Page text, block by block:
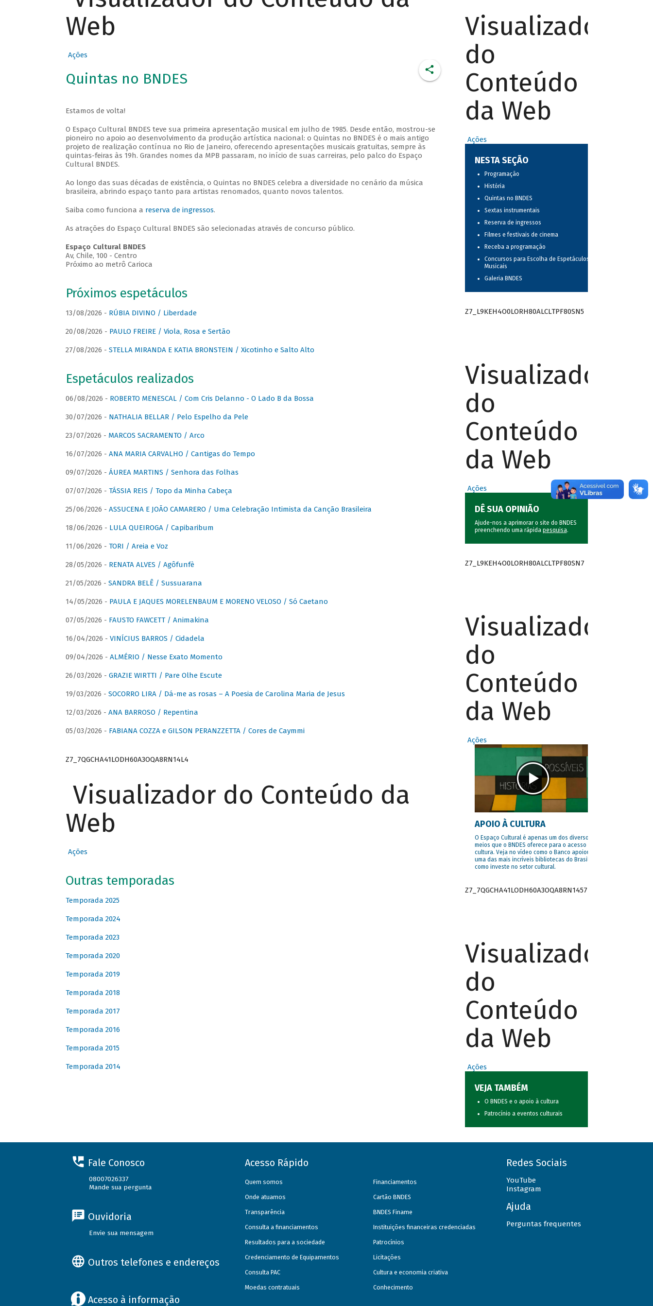
Web
Ações
Quintas no BNDES
Estamos de volta!
O Espaço Cultural BNDES teve sua primeira apresentação musical em julho de 1985. Desde então, mostrou-se
pioneiro no apoio ao desenvolvimento da produção artística nacional: o Quintas no BNDES é o mais antigo
projeto de realização contínua no Rio de Janeiro, oferecendo apresentações musicais gratuitas, sempre às
quintas-feiras às 19h. Grandes nomes da MPB passaram, no início de suas carreiras, pelo palco do Espaço
Cultural BNDES.
Ao longo das suas décadas de existência, o Quintas no BNDES celebra a diversidade no cenário da música
brasileira, abrindo espaço tanto para artistas renomados, quanto novos talentos.
Saiba como funciona a reserva de ingressos.
As atrações do Espaço Cultural BNDES são selecionadas através de concurso público.
Espaço Cultural BNDES
Av, Chile, 100 - Centro
Próximo ao metrô Carioca
Próximos espetáculos
13/08/2026 - RÚBIA DIVINO / Liberdade
20/08/2026 - PAULO FREIRE / Viola, Rosa e Sertão
27/08/2026 - STELLA MIRANDA E KATIA BRONSTEIN / Xicotinho e Salto Alto
Espetáculos realizados
06/08/2026 - ROBERTO MENESCAL / Com Cris Delanno - O Lado B da Bossa
30/07/2026 - NATHALIA BELLAR / Pelo Espelho da Pele
23/07/2026 - MARCOS SACRAMENTO / Arco
16/07/2026 - ANA MARIA CARVALHO / Cantigas do Tempo
09/07/2026 - ÁUREA MARTINS / Senhora das Folhas
07/07/2026 - TÁSSIA REIS / Topo da Minha Cabeça
25/06/2026 - ASSUCENA E JOÃO CAMARERO / Uma Celebração Intimista da Canção Brasileira
18/06/2026 - LULA QUEIROGA / Capibaribum
11/06/2026 - TORI / Areia e Voz
28/05/2026 - RENATA ALVES / Agôfunfè
21/05/2026 - SANDRA BELÊ / Sussuarana
14/05/2026 - PAULA E JAQUES MORELENBAUM E MORENO VELOSO / Só Caetano
07/05/2026 - FAUSTO FAWCETT / Animakina
16/04/2026 - VINÍCIUS BARROS / Cidadela
09/04/2026 - ALMÉRIO / Nesse Exato Momento
26/03/2026 - GRAZIE WIRTTI / Pare Olhe Escute
19/03/2026 - SOCORRO LIRA / Dá-me as rosas – A Poesia de Carolina Maria de Jesus
12/03/2026 - ANA BARROSO / Repentina
05/03/2026 - FABIANA COZZA e GILSON PERANZZETTA / Cores de Caymmi
Z7_7QGCHA41LODH60A3OQA8RN14L4
Visualizador do Conteúdo da
Web
Ações
Outras temporadas
Temporada 2025
Temporada 2024
Temporada 2023
Temporada 2020
Temporada 2019
Temporada 2018
Temporada 2017
Temporada 2016
Temporada 2015
Temporada 2014
Visualizador
do
Conteúdo
da Web
Ações
NESTA SEÇÃO
Programação
História
Quintas no BNDES
Sextas instrumentais
Reserva de ingressos
Filmes e festivais de cinema
Receba a programação
Concursos para Escolha de Espetáculos
Musicais
Galeria BNDES
Z7_L9KEH4O0LORH80ALCLTPF80SN5
Visualizador
do
Conteúdo
da Web
Ações
DÊ SUA OPINIÃO
Ajude-nos a aprimorar o site do BNDES
preenchendo uma rápida pesquisa.
Z7_L9KEH4O0LORH80ALCLTPF80SN7
Visualizador
do
Conteúdo
da Web
Ações
APOIO À CULTURA
O Espaço Cultural é apenas um dos diversos
meios que o BNDES oferece para o acesso à
cultura. Veja no vídeo como o Banco apoiou
uma das mais incríveis bibliotecas do Brasil e
como investe no setor cultural.
Z7_7QGCHA41LODH60A3OQA8RN1457
Visualizador
do
Conteúdo
da Web
Ações
VEJA TAMBÉM
O BNDES e o apoio à cultura
Patrocínio a eventos culturais
Fale Conosco
08007026337
Mande sua pergunta
Ouvidoria
Envie sua mensagem
Outros telefones e endereços
Acesso à informação
Acesso Rápido
Quem somos
Onde atuamos
Transparência
Consulta a financiamentos
Resultados para a sociedade
Credenciamento de Equipamentos
Consulta PAC
Moedas contratuais
Financiamentos
Cartão BNDES
BNDES Finame
Instituições financeiras credenciadas
Patrocínios
Licitações
Cultura e economia criativa
Conhecimento
Redes Sociais
YouTube
Instagram
Ajuda
Perguntas frequentes